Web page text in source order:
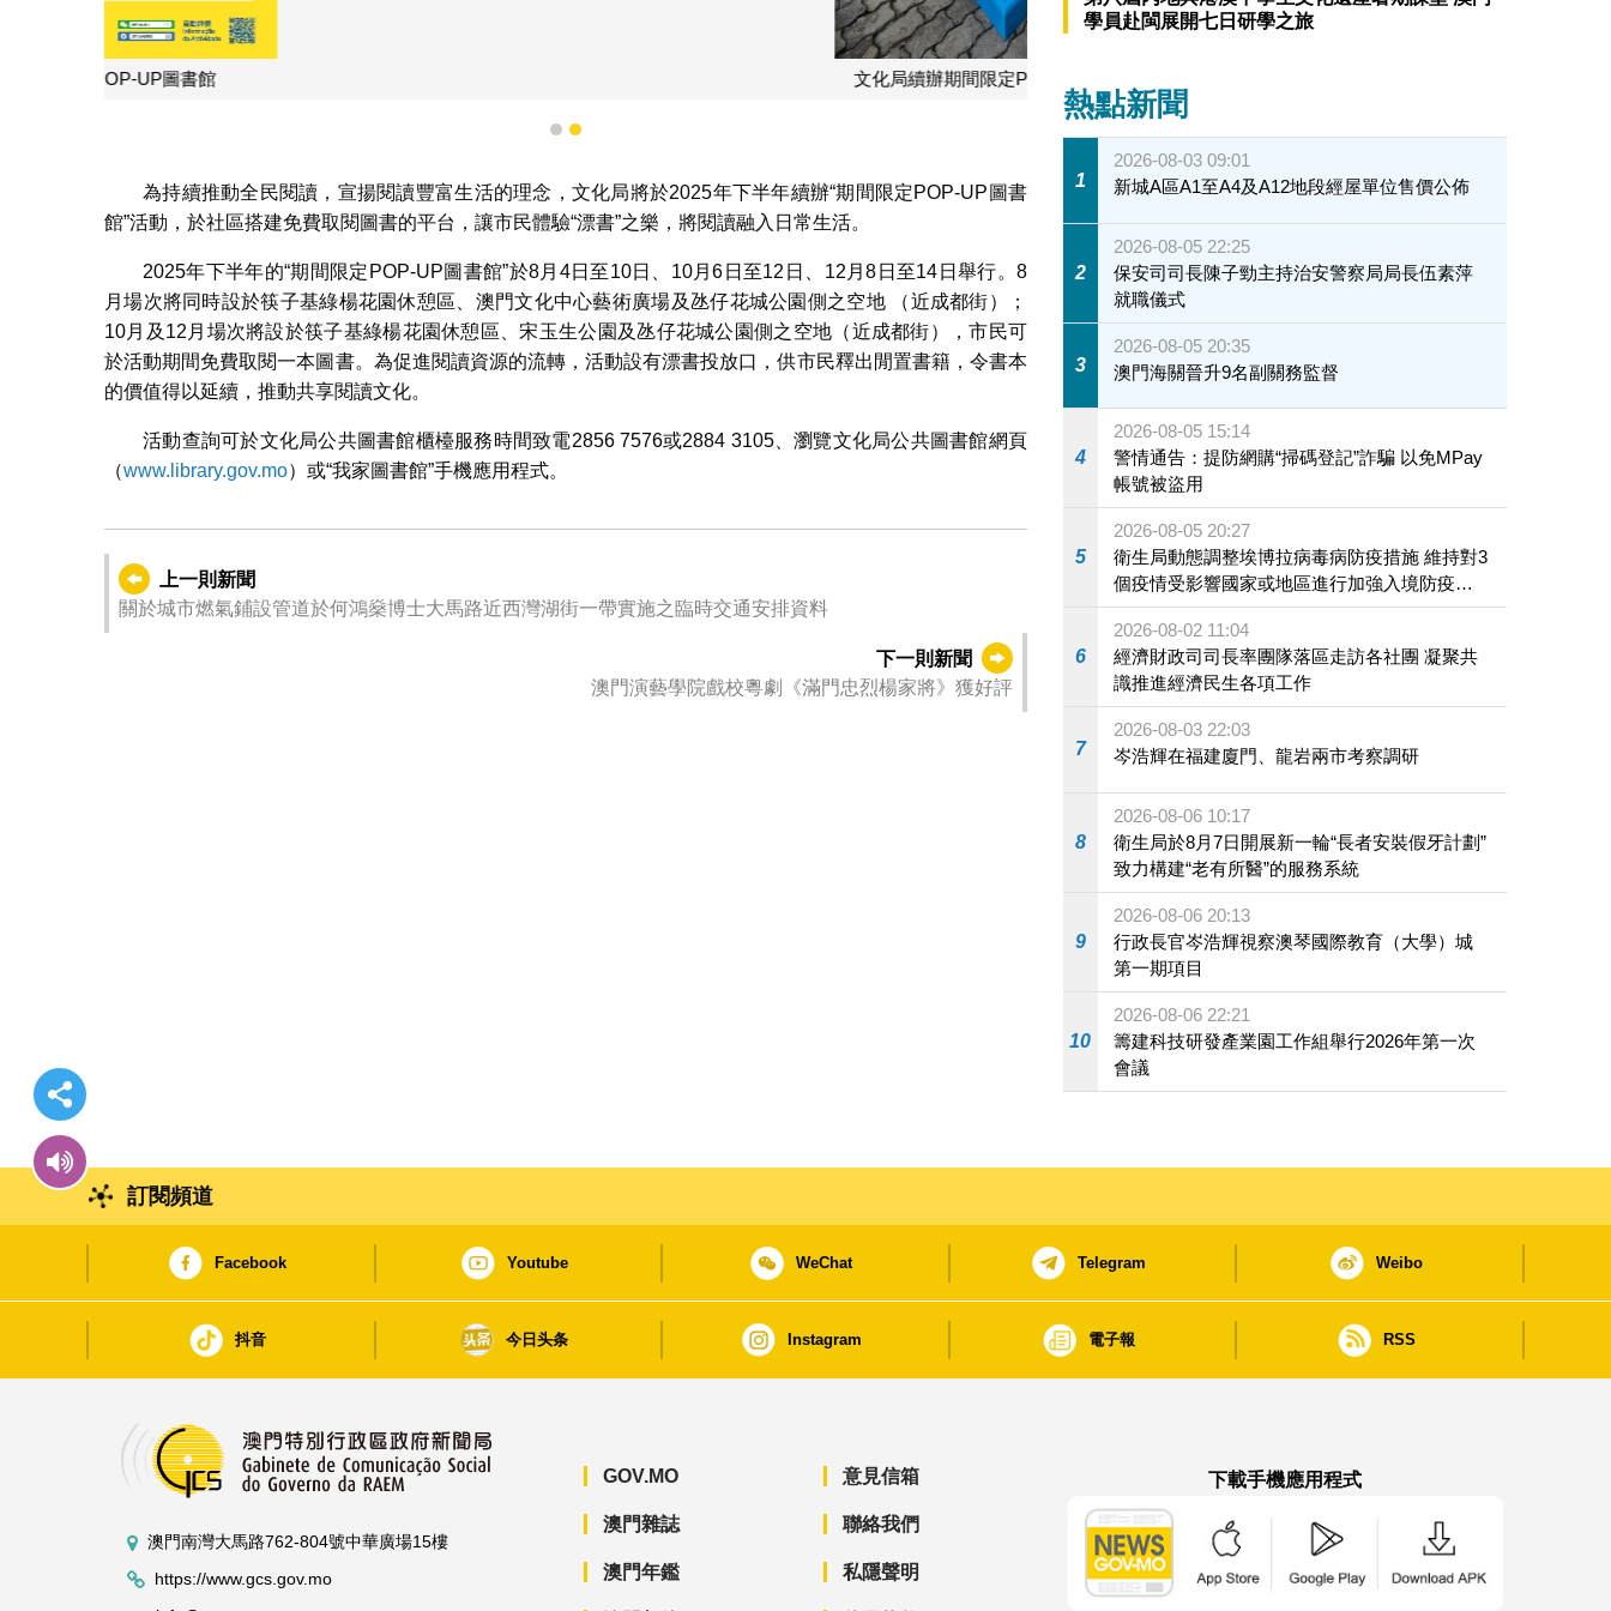
1 2
為持續推動全民閱讀，宣揚閱讀豐富生活的理念，文化局將於2025年下半年續辦“期間限定POP-UP圖書
館”活動，於社區搭建免費取閱圖書的平台，讓市民體驗“漂書”之樂，將閱讀融入日常生活。
2025年下半年的“期間限定POP-UP圖書館”於8月4日至10日、10月6日至12日、12月8日至14日舉行。8
月場次將同時設於筷子基綠楊花園休憩區、澳門文化中心藝術廣場及氹仔花城公園側之空地 （近成都街）；
10月及12月場次將設於筷子基綠楊花園休憩區、宋玉生公園及氹仔花城公園側之空地（近成都街），市民可
於活動期間免費取閱一本圖書。為促進閱讀資源的流轉，活動設有漂書投放口，供市民釋出閒置書籍，令書本
的價值得以延續，推動共享閱讀文化。
活動查詢可於文化局公共圖書館櫃檯服務時間致電2856 7576或2884 3105、瀏覽文化局公共圖書館網頁
（www.library.gov.mo）或“我家圖書館”手機應用程式。
上一則新聞
關於城市燃氣鋪設管道於何鴻燊博士大馬路近西灣湖街一帶實施之臨時交通安排資料
下一則新聞
澳門演藝學院戲校粵劇《滿門忠烈楊家將》獲好評
學員赴閩展開七日研學之旅
熱點新聞
1
2026-08-03 09:01
新城A區A1至A4及A12地段經屋單位售價公佈
2
2026-08-05 22:25
保安司司長陳子勁主持治安警察局局長伍素萍
就職儀式
3
2026-08-05 20:35
澳門海關晉升9名副關務監督
4
2026-08-05 15:14
警情通告：提防網購“掃碼登記”詐騙 以免MPay
帳號被盜用
5
2026-08-05 20:27
衛生局動態調整埃博拉病毒病防疫措施 維持對3
個疫情受影響國家或地區進行加強入境防疫措
施
6
2026-08-02 11:04
經濟財政司司長率團隊落區走訪各社團 凝聚共
識推進經濟民生各項工作
7
2026-08-03 22:03
岑浩輝在福建廈門、龍岩兩市考察調研
8
2026-08-06 10:17
衛生局於8月7日開展新一輪“長者安裝假牙計劃”
致力構建“老有所醫”的服務系統
9
2026-08-06 20:13
行政長官岑浩輝視察澳琴國際教育（大學）城
第一期項目
10
2026-08-06 22:21
籌建科技研發產業園工作組舉行2026年第一次
會議
訂閱頻道
Facebook Youtube WeChat Telegram Weibo
抖音 今日头条 Instagram 電子報 RSS
澳門南灣大馬路762-804號中華廣場15樓
https://www.gcs.gov.mo
GOV.MO
澳門雜誌
澳門年鑑
意見信箱
聯絡我們
私隱聲明
下載手機應用程式